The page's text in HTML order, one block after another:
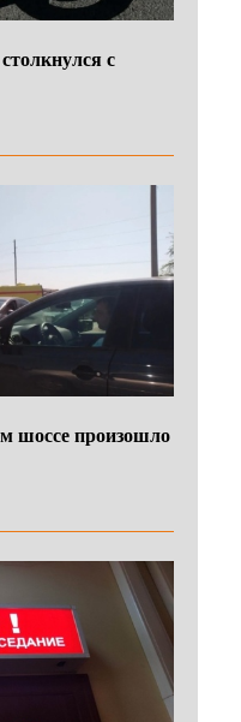
с
шоссе произошло